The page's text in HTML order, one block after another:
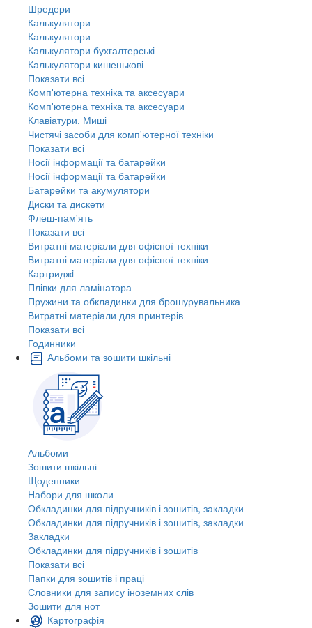
Шредери
Калькулятори
Калькулятори
Калькулятори бухгалтерські
Калькулятори кишенькові
Показати всі
Комп'ютерна техніка та аксесуари
Комп'ютерна техніка та аксесуари
Клавіатури, Миші
Чистячі засоби для комп'ютерної техніки
Показати всі
Носії інформації та батарейки
Носії інформації та батарейки
Батарейки та акумулятори
Диски та дискети
Флеш-пам'ять
Показати всі
Витратні матеріали для офісної техніки
Витратні матеріали для офісної техніки
Картриджi
Плівки для ламінатора
Пружини та обкладинки для брошурувальника
Витратні матеріали для принтерів
Показати всі
Годинники
Альбоми та зошити шкільні
Альбоми
Зошити шкільні
Щоденники
Набори для школи
Обкладинки для підручників і зошитів, закладки
Обкладинки для підручників і зошитів, закладки
Закладки
Обкладинки для підручників і зошитів
Показати всі
Папки для зошитів і праці
Словники для запису іноземних слів
Зошити для нот
Картографія